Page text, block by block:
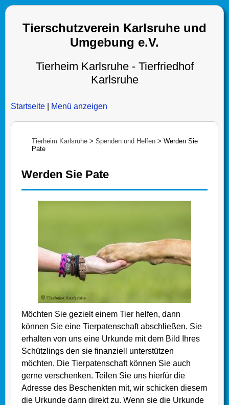
Tierschutzverein Karlsruhe und
Umgebung e.V.
Tierheim Karlsruhe - Tierfriedhof
Karlsruhe
Startseite Menü anzeigen
Tierheim Karlsruhe > Spenden und Helfen > Werden Sie
Pate
Werden Sie Pate
Möchten Sie gezielt einem Tier helfen, dann
können Sie eine Tierpatenschaft abschließen. Sie
erhalten von uns eine Urkunde mit dem Bild Ihres
Schützlings den sie finanziell unterstützen
möchten. Die Tierpatenschaft können Sie auch
gerne verschenken. Teilen Sie uns hierfür die
Adresse des Beschenkten mit, wir schicken diesem
die Urkunde dann direkt zu. Wenn sie die Urkunde